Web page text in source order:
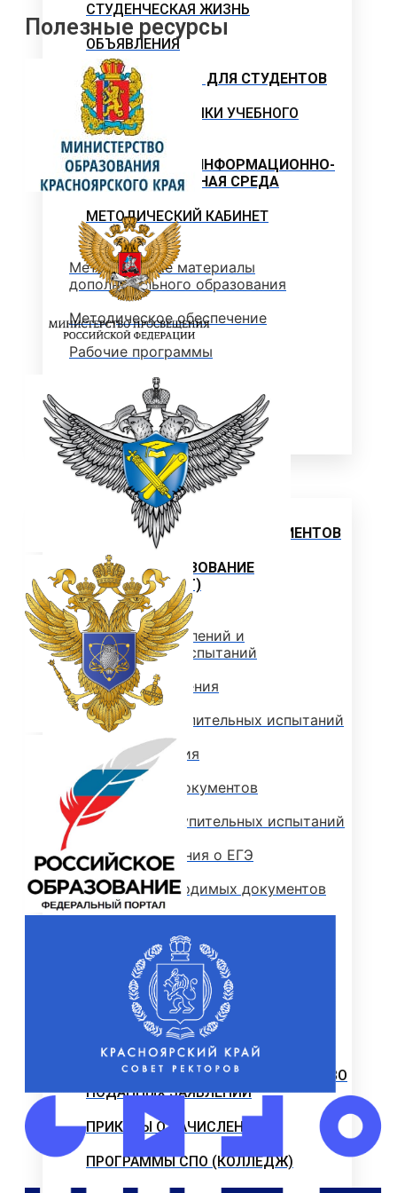
СТУДЕНЧЕСКАЯ ЖИЗНЬ
ОБЪЯВЛЕНИЯ
ГОРЯЧАЯ ЛИНИЯ ДЛЯ СТУДЕНТОВ
СВОДНЫЕ ГРАФИКИ УЧЕБНОГО
ПРОЦЕССА
ЭЛЕКТРОННАЯ ИНФОРМАЦИОННО-
ОБРАЗОВАТЕЛЬНАЯ СРЕДА
МЕТОДИЧЕСКИЙ КАБИНЕТ
Методические материалы
дополнительного образования
Методическое обеспечение
Рабочие программы
Рабочие программы практик
Объявления
Абитуриенту
ИНФОРМАЦИЯ ДЛЯ АБИТУРИЕНТОВ
ВЫСШЕЕ ОБРАЗОВАНИЕ
(БАКАЛАВРИАТ)
Перечень направлений и
вступительных испытаний
Стоимость обучения
Расписание вступительных испытаний
Сроки зачисления
Сроки подачи документов
Программы вступительных испытаний
Основные сведения о ЕГЭ
Перечень необходимых документов
Особые права и преимущества
Учет индивидуальных достижений
Поступление на базе среднего
профессионального образования
РЕЙТИНГОВЫЕ СПИСКИ. КОЛИЧЕСТВО
ПОДАННЫХ ЗАЯВЛЕНИЙ
ПРИКАЗЫ О ЗАЧИСЛЕНИИ
ПРОГРАММЫ СПО (КОЛЛЕДЖ)
Полезные ресурсы